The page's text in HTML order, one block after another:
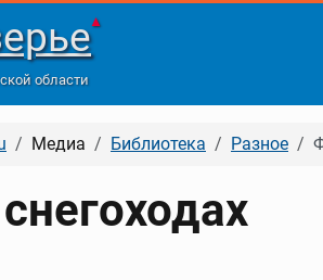
▲
области
Медиа Библиотека Разное